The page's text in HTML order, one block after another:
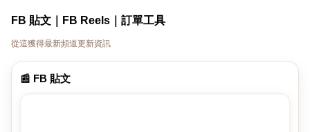
FB 貼文｜FB Reels｜訂單工具
從這獲得最新頻道更新資訊
📰 FB 貼文